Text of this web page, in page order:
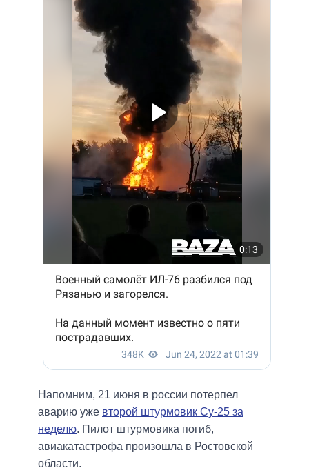
Напомним, 21 июня в россии потерпел
аварию уже второй штурмовик Су-25 за
неделю. Пилот штурмовика погиб,
авиакатастрофа произошла в Ростовской
области.